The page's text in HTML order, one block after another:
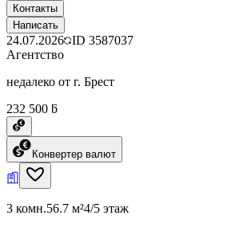
Контакты
Написать
24.07.2026 ID 3587037
Агентство
недалеко от г. Брест
232 500 ƃ
Конвертер валют
3 комн.56.7 м²4/5 этаж